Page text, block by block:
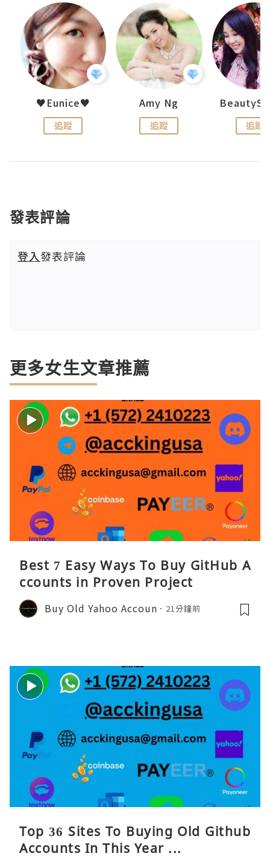
♥Eunice♥
追蹤
Amy Ng
追蹤 追蹤
發表評論
登入發表評論
更多女生文章推薦
Best 7 Easy Ways To Buy GitHub A
ccounts in Proven Project
Buy Old Yahoo Accoun 21分鐘前
Top 36 Sites To Buying Old Github
Accounts In This Year ...